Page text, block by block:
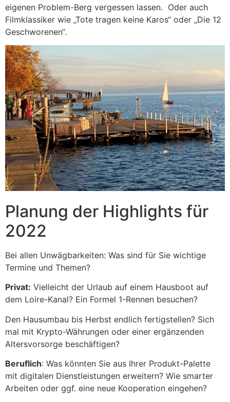
eigenen Problem-Berg vergessen lassen. Oder auch
Filmklassiker wie „Tote tragen keine Karos“ oder „Die 12
Geschworenen“.
Planung der Highlights für
2022
Bei allen Unwägbarkeiten: Was sind für Sie wichtige
Termine und Themen?
Privat: Vielleicht der Urlaub auf einem Hausboot auf
dem Loire-Kanal? Ein Formel 1-Rennen besuchen?
Den Hausumbau bis Herbst endlich fertigstellen? Sich
mal mit Krypto-Währungen oder einer ergänzenden
Altersvorsorge beschäftigen?
Beruflich: Was könnten Sie aus Ihrer Produkt-Palette
mit digitalen Dienstleistungen erweitern? Wie smarter
Arbeiten oder ggf. eine neue Kooperation eingehen?